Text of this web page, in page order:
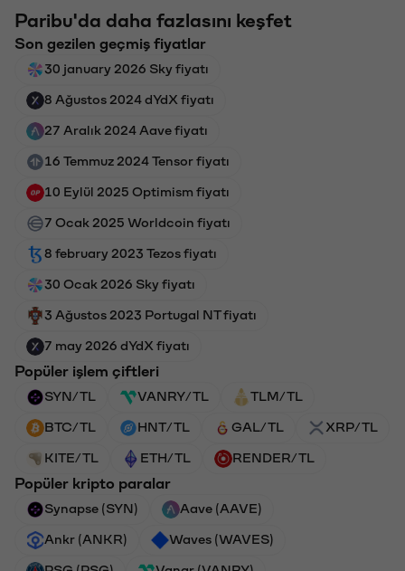
Paribu'da daha fazlasını keşfet
Son gezilen geçmiş fiyatlar
30 january 2026 Sky fiyatı
8 Ağustos 2024 dYdX fiyatı
27 Aralık 2024 Aave fiyatı
16 Temmuz 2024 Tensor fiyatı
10 Eylül 2025 Optimism fiyatı
7 Ocak 2025 Worldcoin fiyatı
8 february 2023 Tezos fiyatı
30 Ocak 2026 Sky fiyatı
3 Ağustos 2023 Portugal NT fiyatı
7 may 2026 dYdX fiyatı
Popüler işlem çiftleri
SYN/TL VANRY/TL TLM/TL
BTC/TL HNT/TL GAL/TL XRP/TL
KITE/TL ETH/TL RENDER/TL
Popüler kripto paralar
Synapse (SYN) Aave (AAVE)
Ankr (ANKR) Waves (WAVES)